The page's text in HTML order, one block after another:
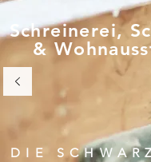
Schreinerei,
&
DIE